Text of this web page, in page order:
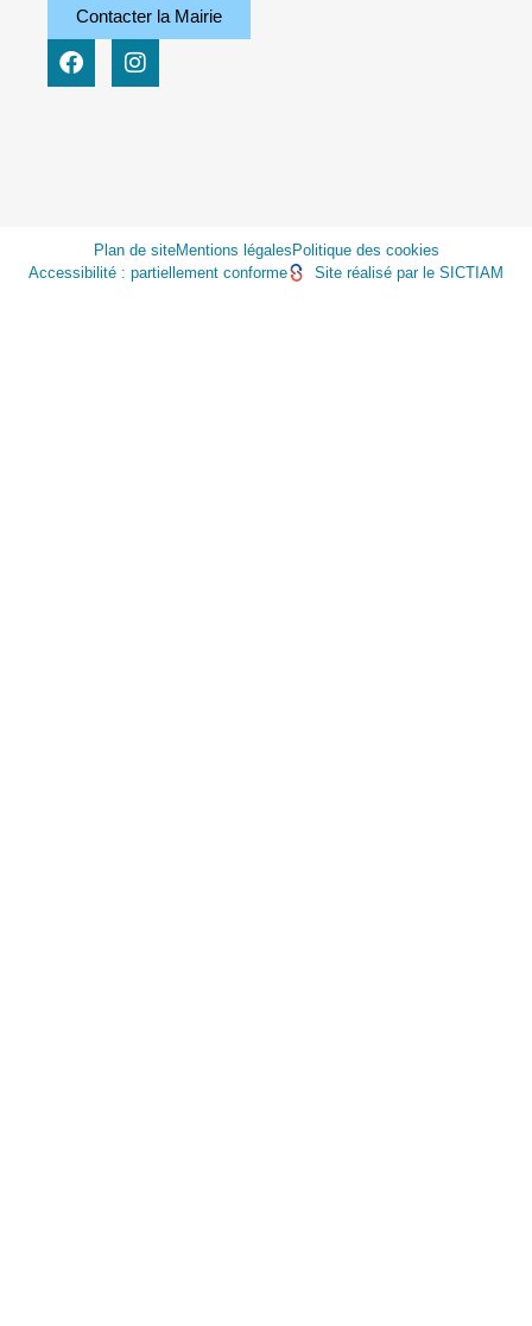
Contacter la Mairie
Plan de siteMentions légales Politique des cookies
Accessibilité : partiellement conforme
Site réalisé par le SICTIAM